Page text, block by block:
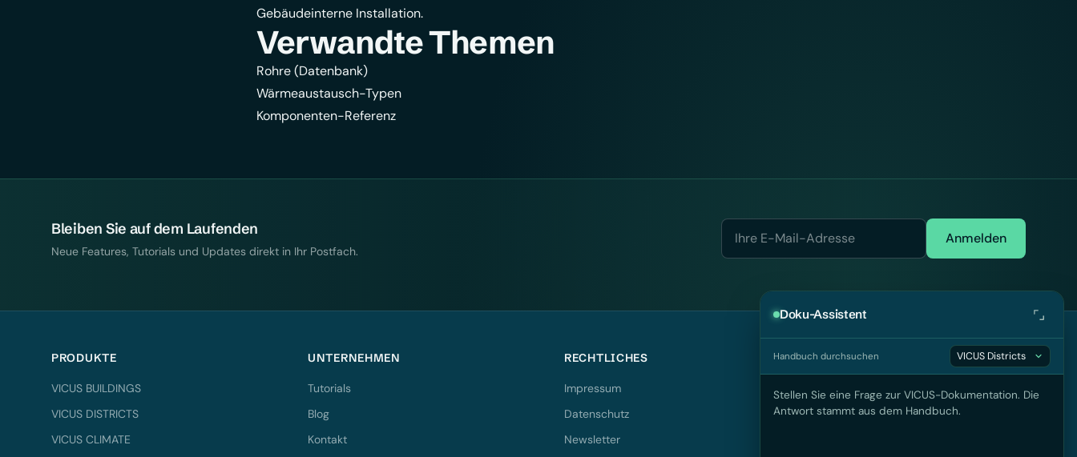
Gebäudeinterne Installation.
Verwandte Themen
Rohre (Datenbank)
Wärmeaustausch-Typen
Komponenten-Referenz
Bleiben Sie auf dem Laufenden
Neue Features, Tutorials und Updates direkt in Ihr Postfach.
Anmelden
PRODUKTE
VICUS BUILDINGS
VICUS DISTRICTS
VICUS CLIMATE
UNTERNEHMEN
Tutorials
Blog
Kontakt
RECHTLICHES
Impressum
Datenschutz
Newsletter
KONTAKT
VICUS Software GmbH
c/o TU Dresden
Doku-Assistent
Handbuch durchsuchen
Stellen Sie eine Frage zur VICUS-Dokumentation. Die
Antwort stammt aus dem Handbuch.